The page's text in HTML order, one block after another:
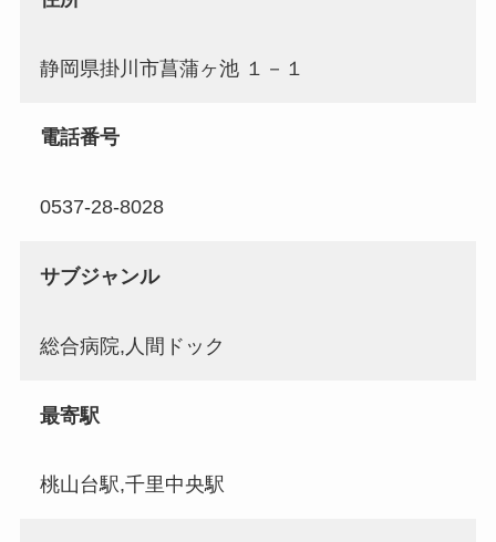
静岡県掛川市菖蒲ヶ池 １－１
電話番号
0537-28-8028
サブジャンル
総合病院,人間ドック
最寄駅
桃山台駅,千里中央駅